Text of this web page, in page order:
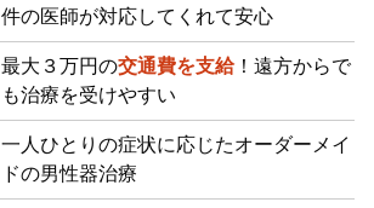
件の医師が対応してくれて安心
最大３万円の交通費を支給！遠方からで
も治療を受けやすい
一人ひとりの症状に応じたオーダーメイ
ドの男性器治療